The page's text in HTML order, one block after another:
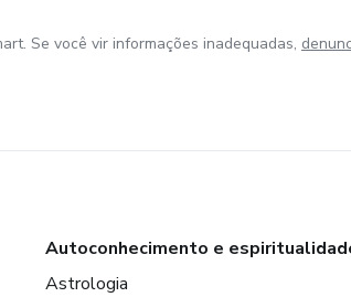
Se você vir informações inadequadas,
Autoconhecimento e
Astrologia